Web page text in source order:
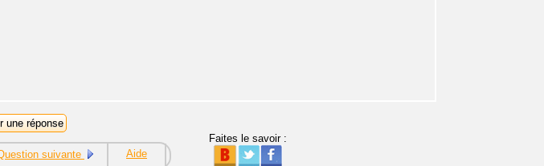
suivante Aide
Faites le savoir :